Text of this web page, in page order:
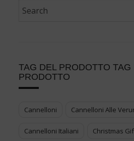
TAG DEL PRODOTTO TAG
PRODOTTO
Cannelloni Cannelloni Alle
Cannelloni Italiani Christmas